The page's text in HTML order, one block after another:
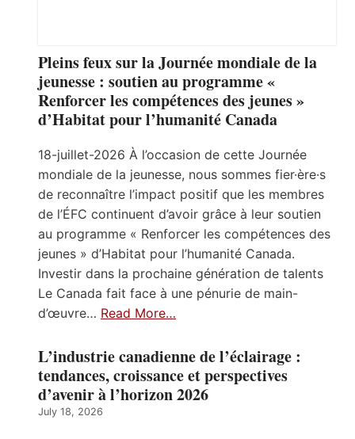
Pleins feux sur la Journée mondiale de la
jeunesse : soutien au programme «
Renforcer les compétences des jeunes »
d’Habitat pour l’humanité Canada
18-juillet-2026 À l’occasion de cette Journée
mondiale de la jeunesse, nous sommes fier·ère·s
de reconnaître l’impact positif que les membres
de l’ÉFC continuent d’avoir grâce à leur soutien
au programme « Renforcer les compétences des
jeunes » d’Habitat pour l’humanité Canada.
Investir dans la prochaine génération de talents
Le Canada fait face à une pénurie de main-
d’œuvre… Read More…
L’industrie canadienne de l’éclairage :
tendances, croissance et perspectives
d’avenir à l’horizon 2026
July 18, 2026